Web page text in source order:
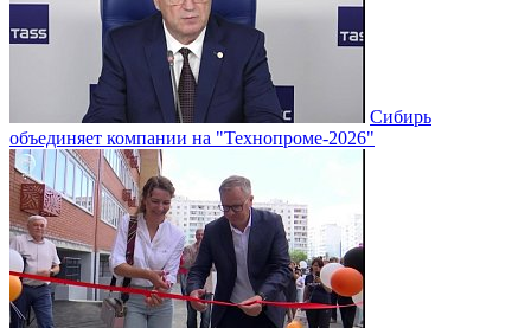
Сибирь
объединяет компании на "Технопроме-2026"